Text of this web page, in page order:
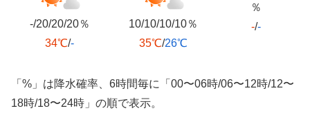
-/20/20/20％
34℃/-
10/10/10/10％
35℃/26℃
％
-/-
「%」は降水確率、6時間毎に「00〜06時/06〜12時/12〜
18時/18〜24時」の順で表示。